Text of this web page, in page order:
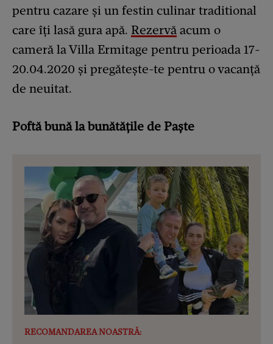
pentru cazare și un festin culinar traditional
care îți lasă gura apă. Rezervă acum o
cameră la Villa Ermitage pentru perioada 17-
20.04.2020 și pregătește-te pentru o vacanță
de neuitat.
Poftă bună la bunătățile de Paște
RECOMANDAREA NOASTRĂ: